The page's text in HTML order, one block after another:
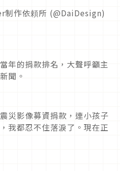
作依頼所 (@DaiDesign)
年的捐款排名，大聲呼籲主
聞。
災影像募資捐款，連小孩子
我都忍不住落淚了。現在正